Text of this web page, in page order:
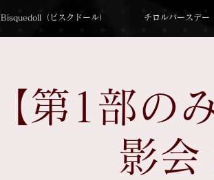
Bisquedoll（ビスクドール） チロルバースデー
【第1部の
影